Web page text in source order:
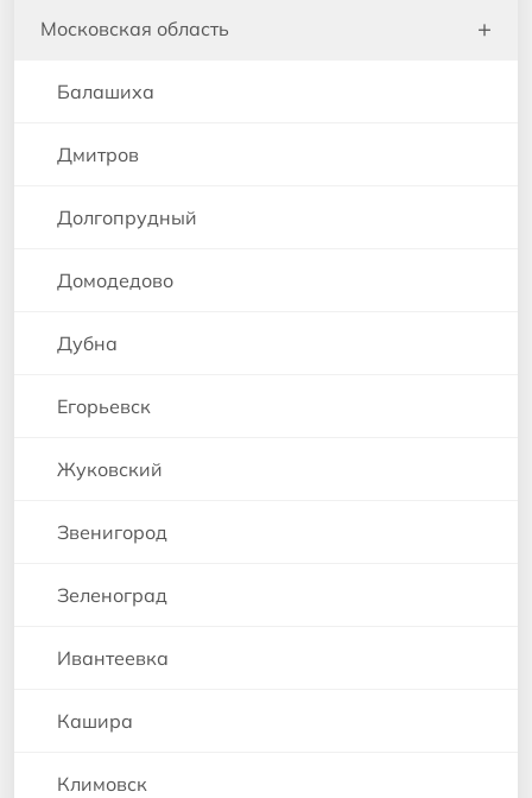
Московская область +
Балашиха
Дмитров
Долгопрудный
Домодедово
Дубна
Егорьевск
Жуковский
Звенигород
Зеленоград
Ивантеевка
Кашира
Климовск